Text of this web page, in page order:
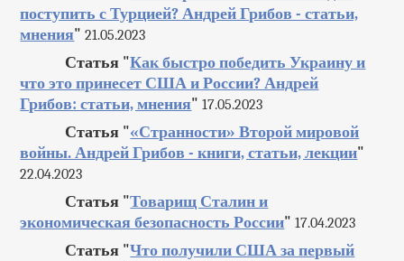
поступить с Турцией? Андрей Грибов - статьи,
мнения" 21.05.2023
Статья "Как быстро победить Украину и
что это принесет США и России? Андрей
Грибов: статьи, мнения" 17.05.2023
Статья "«Странности» Второй мировой
войны. Андрей Грибов - книги, статьи, лекции"
22.04.2023
Статья "Товарищ Сталин и
экономическая безопасность России" 17.04.2023
Статья "Что получили США за первый